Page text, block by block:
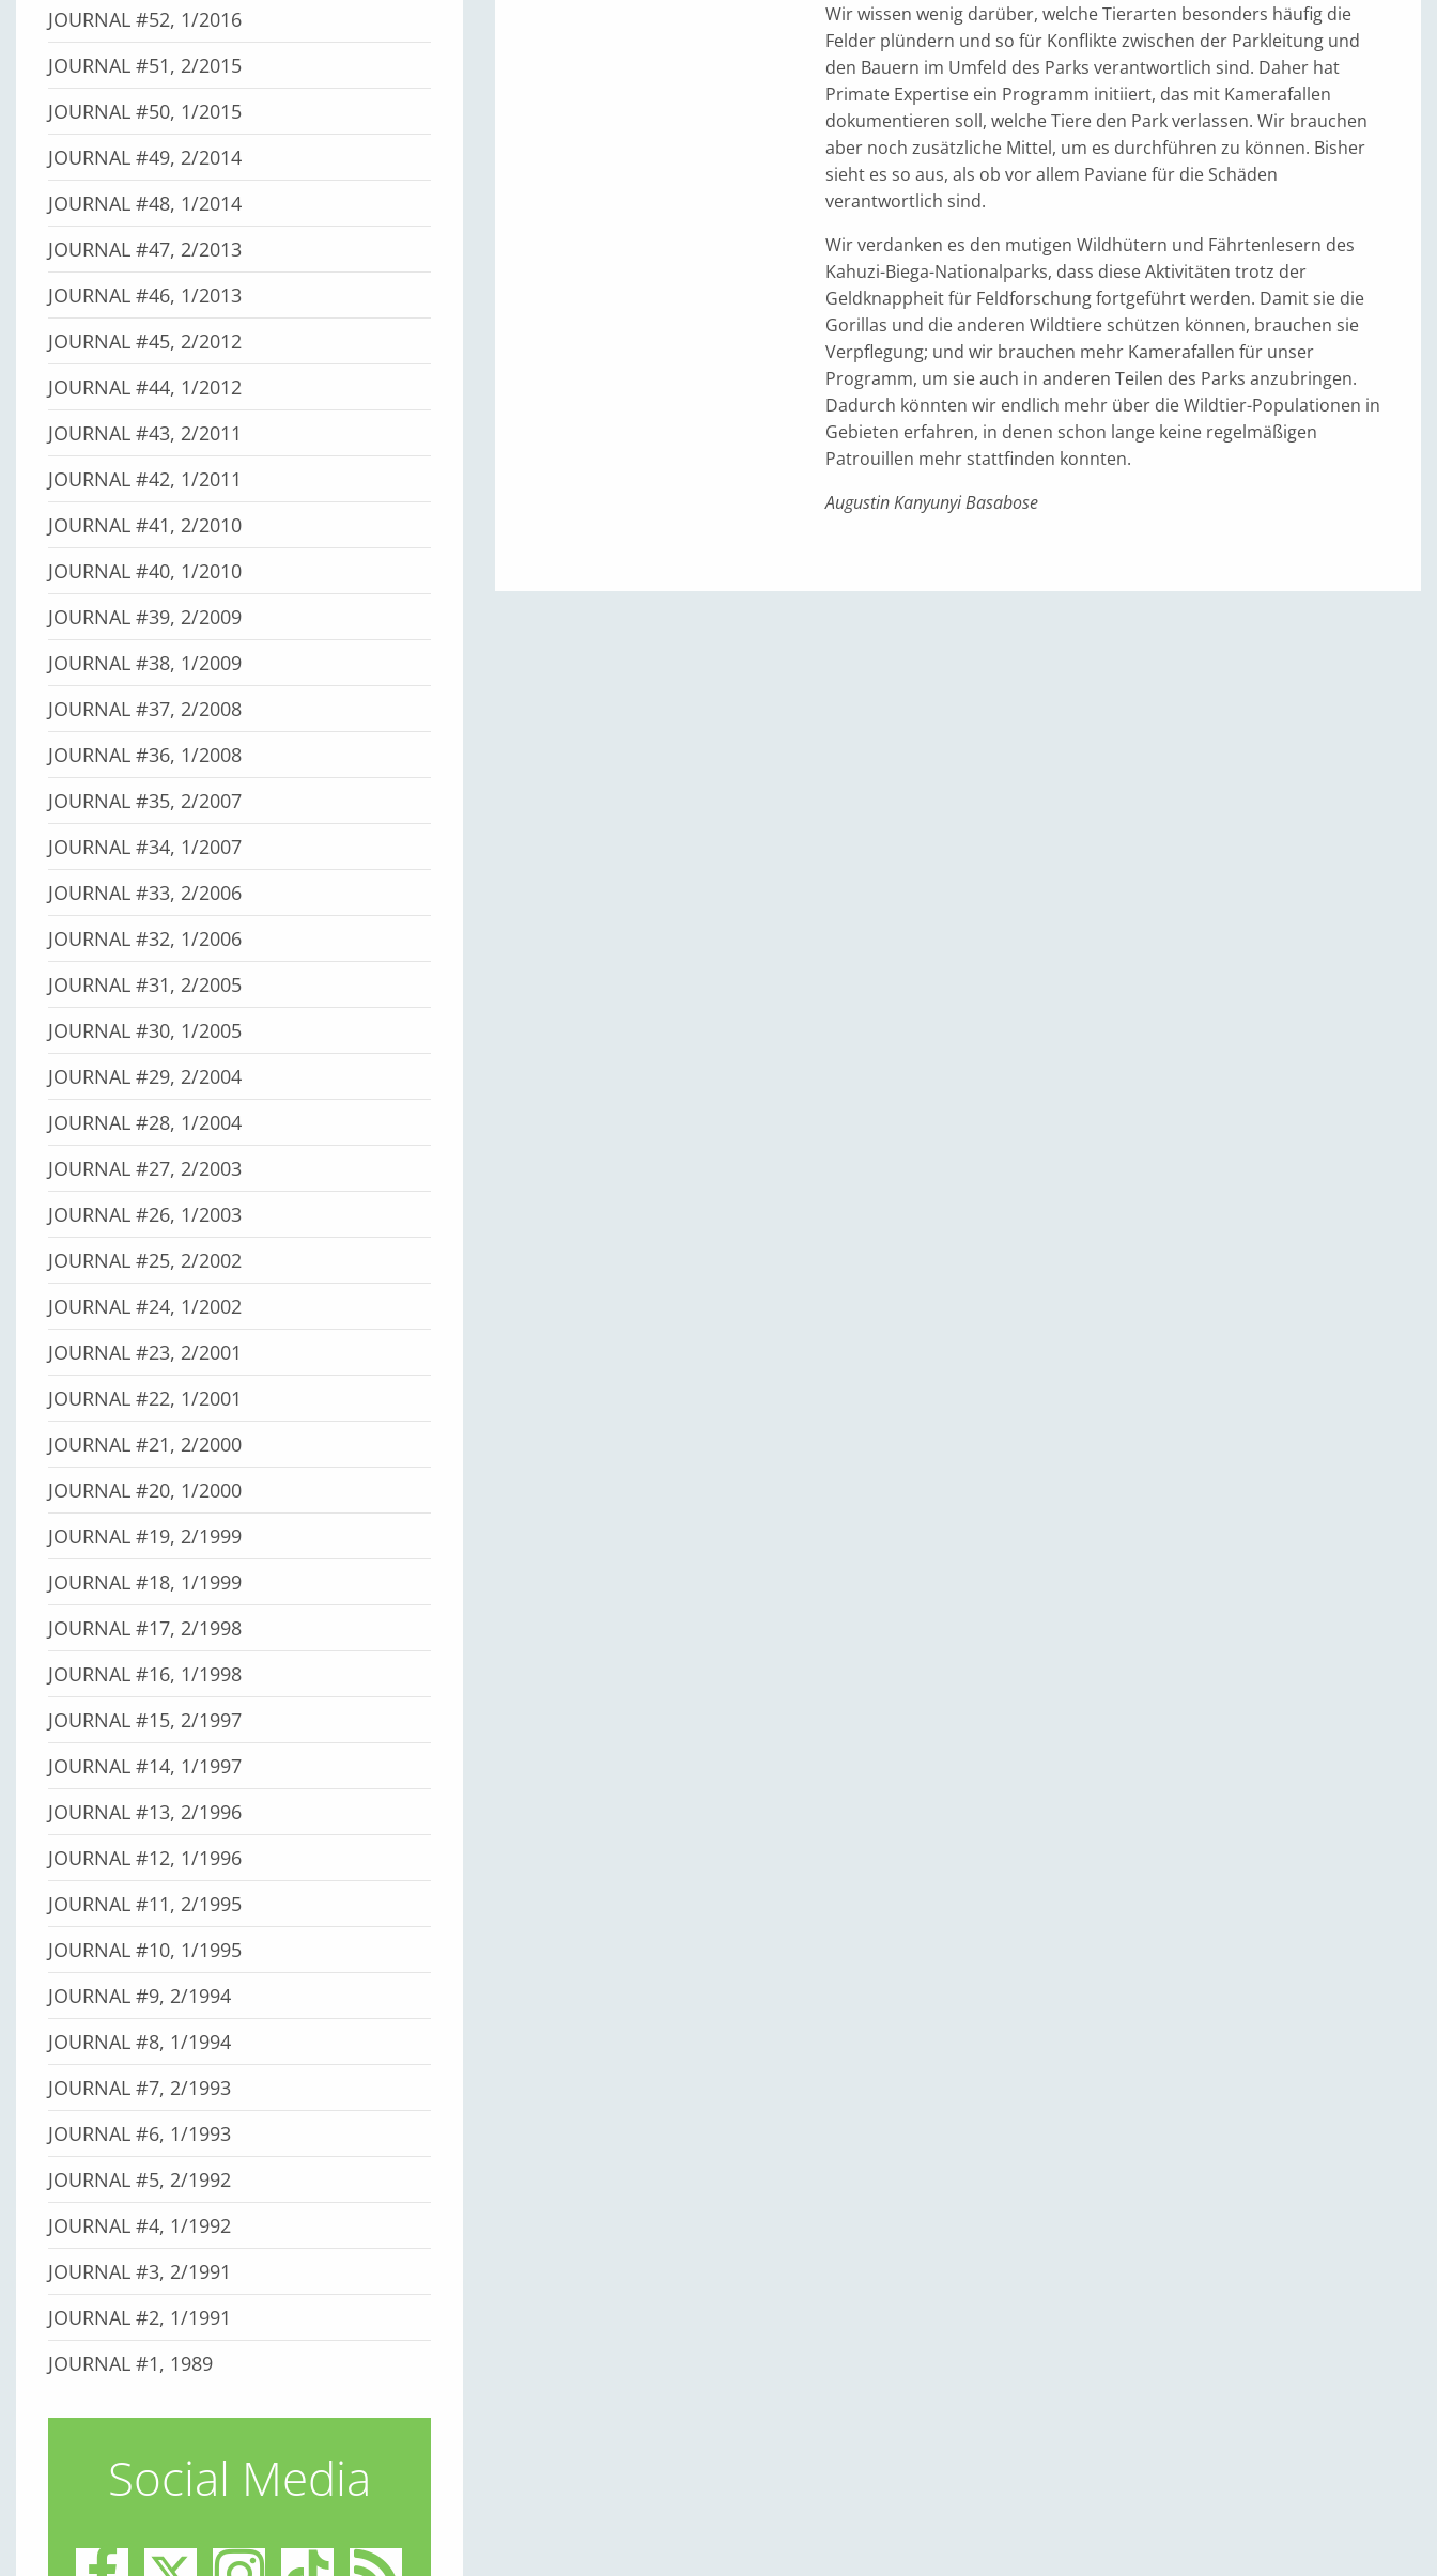
Wir wissen wenig darüber, welche Tierarten besonders häufig die
Felder plündern und so für Konflikte zwischen der Parkleitung und
den Bauern im Umfeld des Parks verantwortlich sind. Daher hat
Primate Expertise ein Programm initiiert, das mit Kamerafallen
dokumentieren soll, welche Tiere den Park verlassen. Wir brauchen
aber noch zusätzliche Mittel, um es durchführen zu können. Bisher
sieht es so aus, als ob vor allem Paviane für die Schäden
verantwortlich sind.
Wir verdanken es den mutigen Wildhütern und Fährtenlesern des
Kahuzi-Biega-Nationalparks, dass diese Aktivitäten trotz der
Geldknappheit für Feldforschung fortgeführt werden. Damit sie die
Gorillas und die anderen Wildtiere schützen können, brauchen sie
Verpflegung; und wir brauchen mehr Kamerafallen für unser
Programm, um sie auch in anderen Teilen des Parks anzubringen.
Dadurch könnten wir endlich mehr über die Wildtier-Populationen in
Gebieten erfahren, in denen schon lange keine regelmäßigen
Patrouillen mehr stattfinden konnten.
Augustin Kanyunyi Basabose
JOURNAL #52, 1/2016
JOURNAL #51, 2/2015
JOURNAL #50, 1/2015
JOURNAL #49, 2/2014
JOURNAL #48, 1/2014
JOURNAL #47, 2/2013
JOURNAL #46, 1/2013
JOURNAL #45, 2/2012
JOURNAL #44, 1/2012
JOURNAL #43, 2/2011
JOURNAL #42, 1/2011
JOURNAL #41, 2/2010
JOURNAL #40, 1/2010
JOURNAL #39, 2/2009
JOURNAL #38, 1/2009
JOURNAL #37, 2/2008
JOURNAL #36, 1/2008
JOURNAL #35, 2/2007
JOURNAL #34, 1/2007
JOURNAL #33, 2/2006
JOURNAL #32, 1/2006
JOURNAL #31, 2/2005
JOURNAL #30, 1/2005
JOURNAL #29, 2/2004
JOURNAL #28, 1/2004
JOURNAL #27, 2/2003
JOURNAL #26, 1/2003
JOURNAL #25, 2/2002
JOURNAL #24, 1/2002
JOURNAL #23, 2/2001
JOURNAL #22, 1/2001
JOURNAL #21, 2/2000
JOURNAL #20, 1/2000
JOURNAL #19, 2/1999
JOURNAL #18, 1/1999
JOURNAL #17, 2/1998
JOURNAL #16, 1/1998
JOURNAL #15, 2/1997
JOURNAL #14, 1/1997
JOURNAL #13, 2/1996
JOURNAL #12, 1/1996
JOURNAL #11, 2/1995
JOURNAL #10, 1/1995
JOURNAL #9, 2/1994
JOURNAL #8, 1/1994
JOURNAL #7, 2/1993
JOURNAL #6, 1/1993
JOURNAL #5, 2/1992
JOURNAL #4, 1/1992
JOURNAL #3, 2/1991
JOURNAL #2, 1/1991
JOURNAL #1, 1989
Social Media